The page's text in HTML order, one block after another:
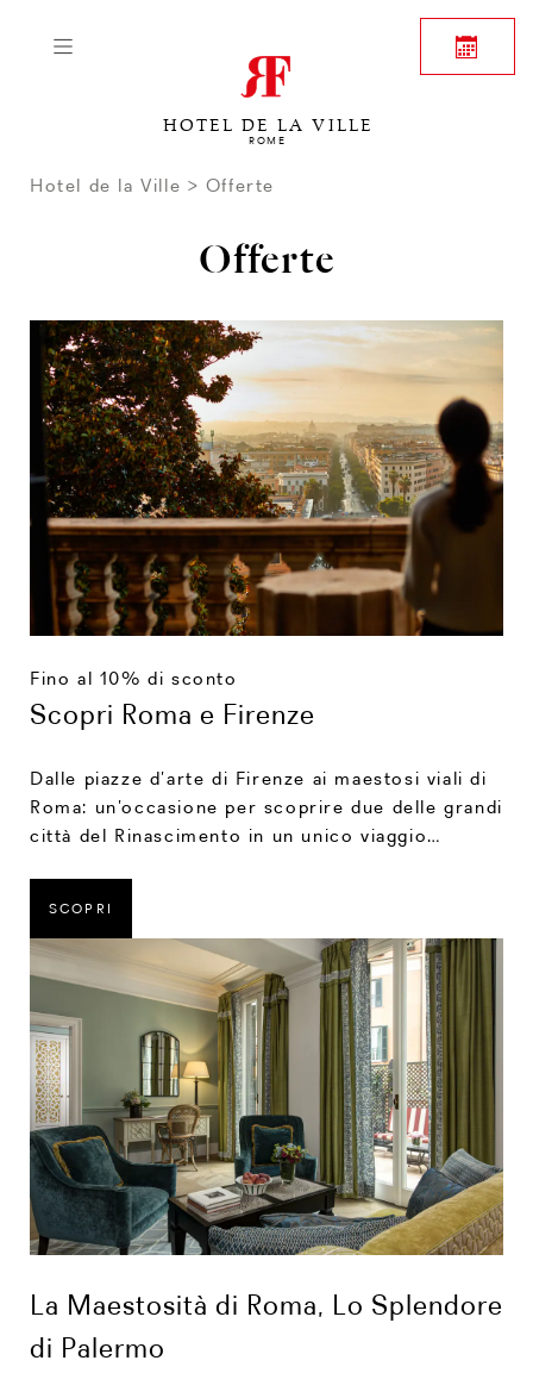
HOTEL DE LA VILLE
ROME
Hotel de la Ville Offerte
Offerte
Fino al 10% di sconto
Scopri Roma e Firenze
Dalle piazze d’arte di Firenze ai maestosi viali di
Roma: un’occasione per scoprire due delle grandi
città del Rinascimento in un unico viaggio
SCOPRI
La Maestosità di Roma, Lo Splendore
di Palermo